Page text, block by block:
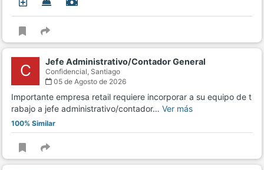
C Jefe Administrativo/Contador General
Confidencial, Santiago
05 de Agosto de 2026
Importante empresa retail requiere incorporar a su equipo de t
rabajo a jefe administrativo/contador… Ver más
100% Similar